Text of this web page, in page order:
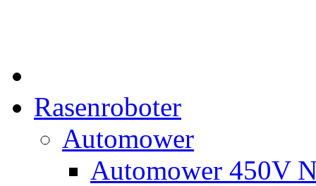
Rasenroboter
Automower
Automower 450V